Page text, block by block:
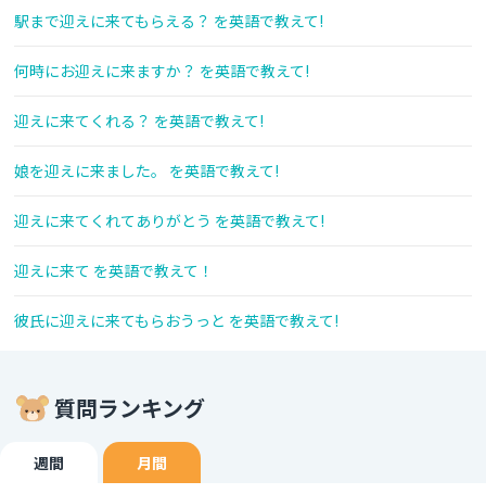
駅まで迎えに来てもらえる？ を英語で教えて!
何時にお迎えに来ますか？ を英語で教えて!
迎えに来てくれる？ を英語で教えて!
娘を迎えに来ました。 を英語で教えて!
迎えに来てくれてありがとう を英語で教えて!
迎えに来て を英語で教えて！
彼氏に迎えに来てもらおうっと を英語で教えて!
質問ランキング
週間 月間